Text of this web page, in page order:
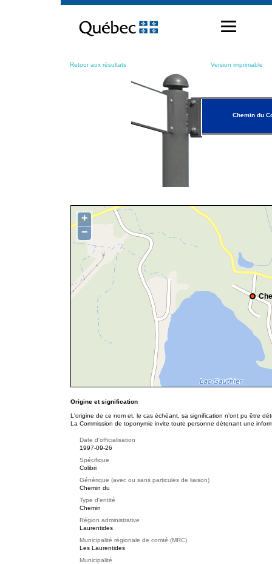
contenu
Retour aux résultats Version imprimable
Chemin du
+
−
Origine et signification
L'origine de ce nom et, le cas échéant, sa signification n’ont pu être
La Commission de toponymie invite toute personne détenant une
Date d'officialisation
1997-09-26
Spécifique
Colibri
Générique (avec ou sans particules de liaison)
Chemin du
Type d'entité
Chemin
Région administrative
Laurentides
Municipalité régionale de comté (MRC)
Les Laurentides
Municipalité